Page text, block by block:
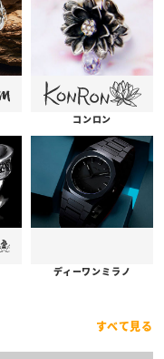
コンロン
ディーワンミラノ
すべて見る